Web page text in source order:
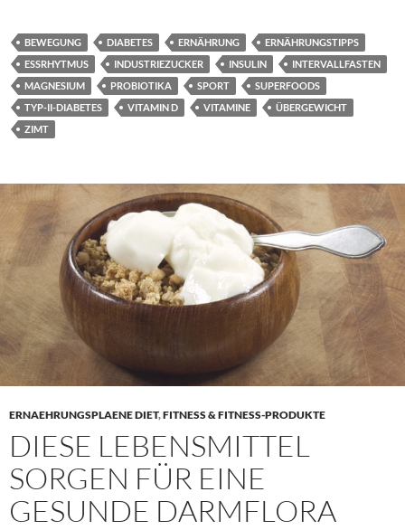
BEWEGUNG DIABETES ERNÄHRUNG
ERNÄHRUNGSTIPPS
ESSRHYTMUS
INDUSTRIEZUCKER INSULIN
INTERVALLFASTEN
MAGNESIUM
PROBIOTIKA SPORT
SUPERFOODS
TYP-II-DIABETES
VITAMIN D VITAMINE
ÜBERGEWICHT
ZIMT
ERNAEHRUNGSPLAENE DIET,FITNESS & FITNESS-PRODUKTE
DIESE LEBENSMITTEL
SORGEN FÜR EINE
GESUNDE DARMFLORA